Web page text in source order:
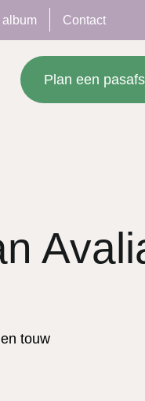
album Contact
Plan een
touw